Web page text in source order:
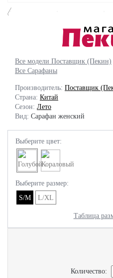
Все модели Поставщик (Пекин)
Все Сарафаны
Производитель: Поставщик
Страна: Китай
Сезон: Лето
Вид: Сарафан женский
Выберите цвет:
Выберите размер:
S/M
L/XL
Таблица
Количество: